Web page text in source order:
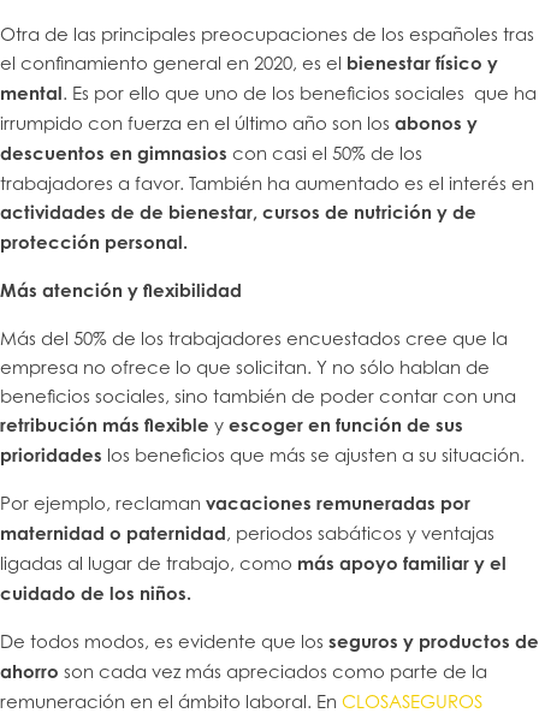
Otra de las principales preocupaciones de los españoles tras
el confinamiento general en 2020, es el bienestar físico y
mental. Es por ello que uno de los beneficios sociales que ha
irrumpido con fuerza en el último año son los abonos y
descuentos en gimnasios con casi el 50% de los
trabajadores a favor. También ha aumentado es el interés en
actividades de de bienestar, cursos de nutrición y de
protección personal.
Más atención y flexibilidad
Más del 50% de los trabajadores encuestados cree que la
empresa no ofrece lo que solicitan. Y no sólo hablan de
beneficios sociales, sino también de poder contar con una
retribución más flexible y escoger en función de sus
prioridades los beneficios que más se ajusten a su situación.
Por ejemplo, reclaman vacaciones remuneradas por
maternidad o paternidad, periodos sabáticos y ventajas
ligadas al lugar de trabajo, como más apoyo familiar y el
cuidado de los niños.
De todos modos, es evidente que los seguros y productos de
ahorro son cada vez más apreciados como parte de la
remuneración en el ámbito laboral. En CLOSASEGUROS